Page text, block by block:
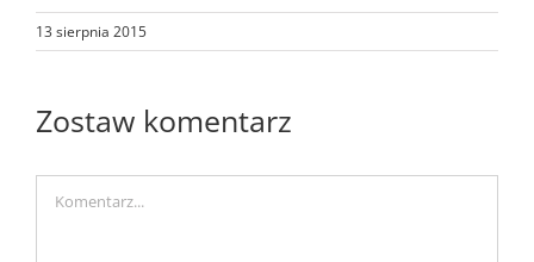
13 sierpnia 2015
Zostaw komentarz